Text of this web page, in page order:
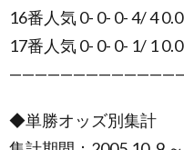
16番人気 0- 0- 0- 4/ 4
17番人気 0- 0- 0- 1/ 1
◆単勝オッズ別集計